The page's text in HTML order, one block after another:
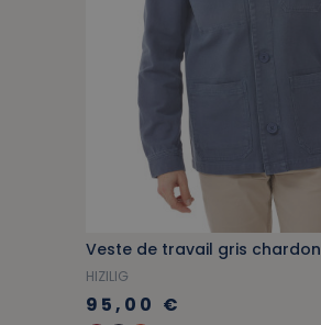
Veste de travail gris chardon
HIZILIG
95,00 €